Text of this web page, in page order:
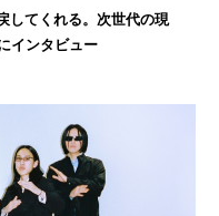
してくれる。次世代の現
インタビュー